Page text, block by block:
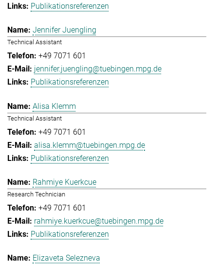
Publikationsreferenzen
Jennifer Juengling
Technical Assistant
+49 7071 601
jennifer.juengling@tuebingen.mpg.de
Publikationsreferenzen
Alisa Klemm
Technical Assistant
+49 7071 601
alisa.klemm@tuebingen.mpg.de
Publikationsreferenzen
Rahmiye Kuerkcue
Research Technician
+49 7071 601
rahmiye.kuerkcue@tuebingen.mpg.de
Publikationsreferenzen
Elizaveta Selezneva